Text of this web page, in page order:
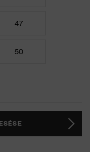
47
50